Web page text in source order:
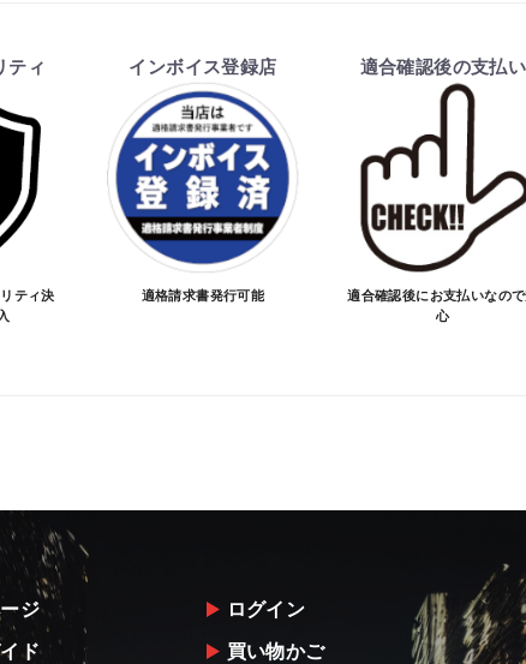
ティ
ティ決
インボイス登録店
適格請求書発行可能
適合確認後の支払い
適合確認後にお支払いなの
心
ジ
ド
ログイン
買い物かご